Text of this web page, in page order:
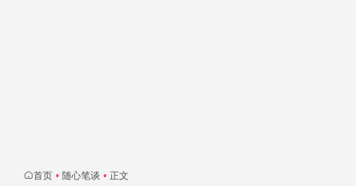
首页 • 随心笔谈 • 正文